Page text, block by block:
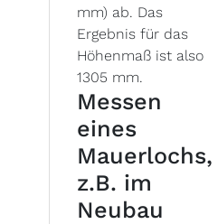
mm) ab. Das
Ergebnis für das
Höhenmaß ist also
1305 mm.
Messen
eines
Mauerlochs,
z.B. im
Neubau